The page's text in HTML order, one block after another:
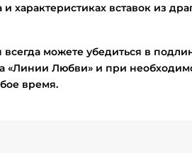
и характеристиках вставок из
можете убедиться в
«Линии Любви» и при
время.